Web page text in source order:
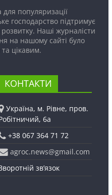
популяризації
господарство підтримує
Наші журналісти
на нашому сайті було
цікавим.
КОНТАКТИ
Україна, м. Рівне, пров.
6а
+38 067 364 71 72
agroc.news@gmail.com
зв’язок